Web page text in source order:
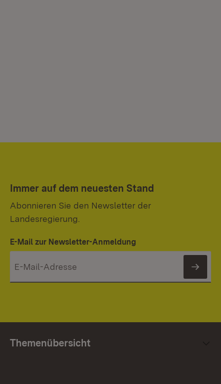
Immer auf dem neuesten Stand
Abonnieren Sie den Newsletter der
Landesregierung.
E-Mail zur Newsletter-Anmeldung
Themenübersicht